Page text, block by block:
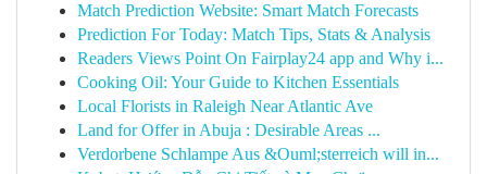
Match Prediction Website: Smart Match Forecasts
Prediction For Today: Match Tips, Stats & Analysis
Readers Views Point On Fairplay24 app and Why i...
Cooking Oil: Your Guide to Kitchen Essentials
Local Florists in Raleigh Near Atlantic Ave
Land for Offer in Abuja : Desirable Areas ...
Verdorbene Schlampe Aus &Ouml;sterreich will in...